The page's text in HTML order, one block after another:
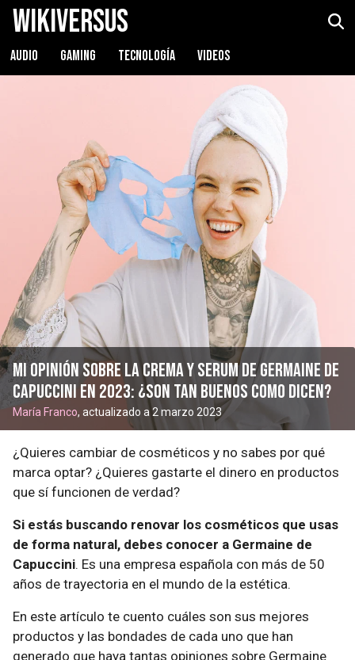
WikiVersus
AUDIO GAMING TECNOLOGÍA VIDEOS
Mi opinión sobre la crema y serum de germaine de
capuccini en 2023: ¿son tan buenos como dicen?
María Franco, actualizado a 2 marzo 2023
¿Quieres cambiar de cosméticos y no sabes por qué
marca optar? ¿Quieres gastarte el dinero en productos
que sí funcionen de verdad?
Si estás buscando renovar los cosméticos que usas
de forma natural, debes conocer a Germaine de
Capuccini. Es una empresa española con más de 50
años de trayectoria en el mundo de la estética.
En este artículo te cuento cuáles son sus mejores
productos y las bondades de cada uno que han
generado que haya tantas opiniones sobre Germaine